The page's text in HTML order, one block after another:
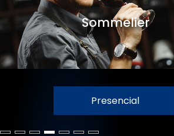
Sommelier
Presencial